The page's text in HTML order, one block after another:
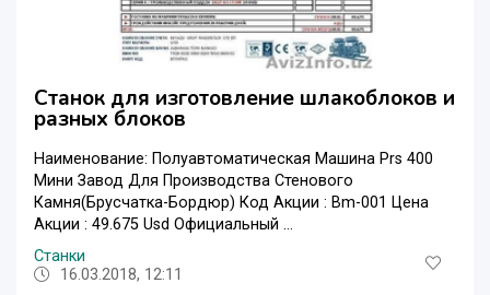
Станок для изготовление шлакоблоков и
разных блоков
Наименование: Полуавтоматическая Машина Prs 400
Мини Завод Для Производства Стенового
Камня(Брусчатка-Бордюр) Код Акции : Bm-001 Цена
Акции : 49.675 Usd Официальный ...
Станки
16.03.2018, 12:11